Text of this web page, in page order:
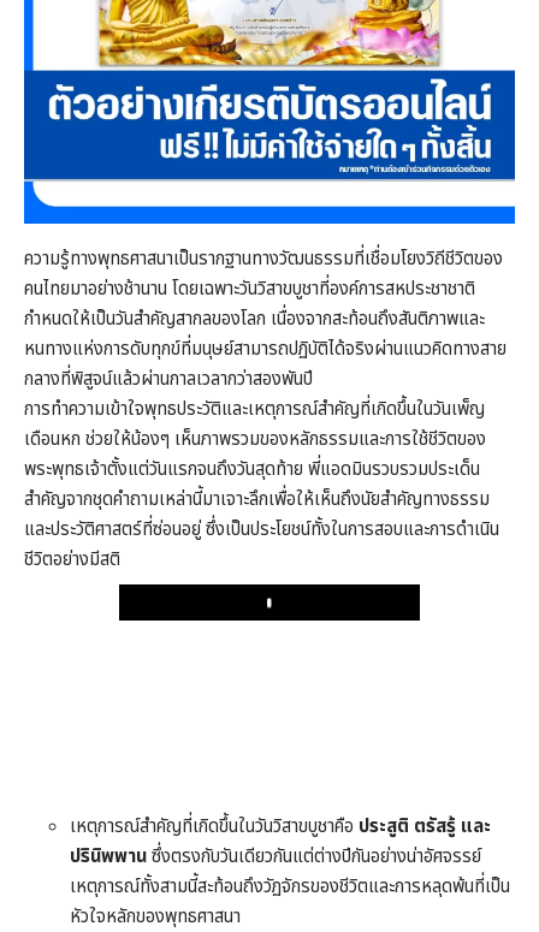
ความรู้ทางพุทธศาสนาเป็นรากฐานทางวัฒนธรรมที่เชื่อมโยงวิถีชีวิตของ
คนไทยมาอย่างช้านาน โดยเฉพาะวันวิสาขบูชาที่องค์การสหประชาชาติ
กำหนดให้เป็นวันสำคัญสากลของโลก เนื่องจากสะท้อนถึงสันติภาพและ
หนทางแห่งการดับทุกข์ที่มนุษย์สามารถปฏิบัติได้จริงผ่านแนวคิดทางสาย
กลางที่พิสูจน์แล้วผ่านกาลเวลากว่าสองพันปี
การทำความเข้าใจพุทธประวัติและเหตุการณ์สำคัญที่เกิดขึ้นในวันเพ็ญ
เดือนหก ช่วยให้น้องๆ เห็นภาพรวมของหลักธรรมและการใช้ชีวิตของ
พระพุทธเจ้าตั้งแต่วันแรกจนถึงวันสุดท้าย พี่แอดมินรวบรวมประเด็น
สำคัญจากชุดคำถามเหล่านี้มาเจาะลึกเพื่อให้เห็นถึงนัยสำคัญทางธรรม
และประวัติศาสตร์ที่ซ่อนอยู่ ซึ่งเป็นประโยชน์ทั้งในการสอบและการดำเนิน
ชีวิตอย่างมีสติ
Play
เหตุการณ์สำคัญที่เกิดขึ้นในวันวิสาขบูชาคือ ประสูติ ตรัสรู้ และ
ปรินิพพานซึ่งตรงกับวันเดียวกันแต่ต่างปีกันอย่างน่าอัศจรรย์
เหตุการณ์ทั้งสามนี้สะท้อนถึงวัฏจักรของชีวิตและการหลุดพ้นที่เป็น
หัวใจหลักของพุทธศาสนา